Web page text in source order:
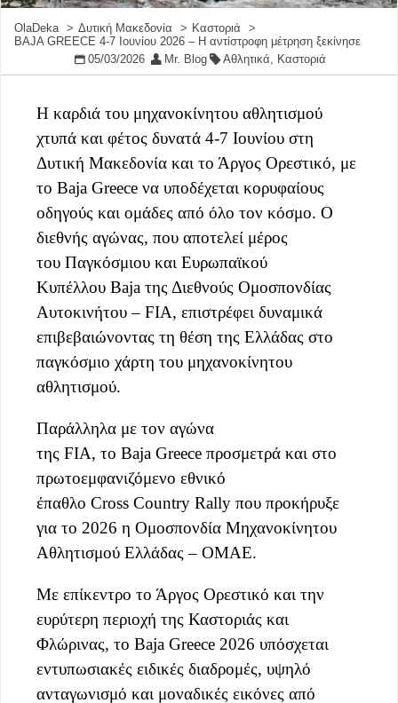
OlaDeka Δυτική Μακεδονία
Καστοριά
BAJA GREECE 4-7 Ιουνίου 2026 – Η αντίστροφη μέτρηση ξεκίνησε
05/03/2026
Mr. Blog Αθλητικά Καστοριά
Η καρδιά του μηχανοκίνητου αθλητισμού
χτυπά και φέτος δυνατά 4-7 Ιουνίου στη
Δυτική Μακεδονία και το Άργος Ορεστικό, με
το Baja Greece να υποδέχεται κορυφαίους
οδηγούς και ομάδες από όλο τον κόσμο. Ο
διεθνής αγώνας, που αποτελεί μέρος
του Παγκόσμιου και Ευρωπαϊκού
Κυπέλλου Baja της Διεθνούς Ομοσπονδίας
Αυτοκινήτου – FIA, επιστρέφει δυναμικά
επιβεβαιώνοντας τη θέση της Ελλάδας στο
παγκόσμιο χάρτη του μηχανοκίνητου
αθλητισμού.
Παράλληλα με τον αγώνα
της FIA, το Baja Greece προσμετρά και στο
πρωτοεμφανιζόμενο εθνικό
έπαθλο Cross Country Rally που προκήρυξε
για το 2026 η Ομοσπονδία Μηχανοκίνητου
Αθλητισμού Ελλάδας – ΟΜΑΕ.
Με επίκεντρο το Άργος Ορεστικό και την
ευρύτερη περιοχή της Καστοριάς και
Φλώρινας, το Baja Greece 2026 υπόσχεται
εντυπωσιακές ειδικές διαδρομές, υψηλό
ανταγωνισμό και μοναδικές εικόνες από